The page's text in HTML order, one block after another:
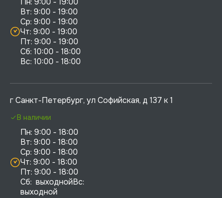
Вт: 9:00 - 19:00
Ср: 9:00 - 19:00
Чт: 9:00 - 19:00
Пт: 9:00 - 19:00
Сб: 10:00 - 18:00
г Санкт-Петербург, ул Софийская, д 137 к 1
Пн: 9:00 - 18:00
Вт: 9:00 - 18:00
Ср: 9:00 - 18:00
Чт: 9:00 - 18:00
Пт: 9:00 - 18:00
Сб:  выходнойВс:
выходной
В наличии